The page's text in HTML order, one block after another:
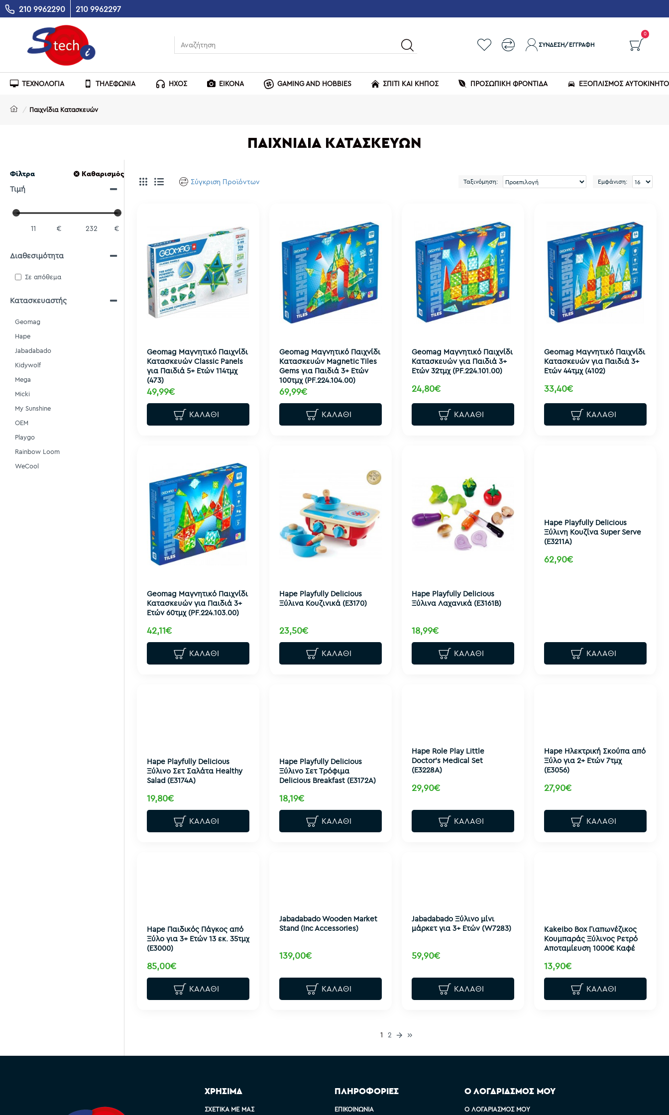
210 9962290 210 9962297
ΣΎΝΔΕΣΗ/ΕΓΓΡΑΦΉ
0
ΤΕΧΝΟΛΟΓΙΑ ΤΗΛΕΦΩΝΙΑ ΗΧΟΣ ΕΙΚΟΝΑ GAMING AND HOBBIES ΣΠΙΤΙ ΚΑΙ ΚΗΠΟΣ ΠΡΟΣΩΠΙΚΗ ΦΡΟΝΤΙΔΑ ΕΞΟΠΛΙΣΜΌΣ
Παιχνίδια Κατασκευών
ΠΑΙΧΝΊΔΙΑ ΚΑΤΑΣΚΕΥΏΝ
Φίλτρα Καθαρισμός
Τιμή
€ €
Κατασκευαστής
Geomag
Hape
Jabadabado
Kidywolf
Mega
Micki
My Sunshine
OEM
Playgo
Rainbow Loom
WeCool
Διαθεσιμότητα
Σε απόθεμα
Σύγκριση Προϊόντων Ταξινόμηση: Εμφάνιση:
Geomag Μαγνητικό Παιχνίδι
Κατασκευών Classic Panels
για Παιδιά 5+ Ετών 114τμχ
(473)
49,99€
ΚΑΛΆΘΙ
Geomag Μαγνητικό Παιχνίδι
Κατασκευών Magnetic Tiles
Gems για Παιδιά 3+ Ετών
100τμχ (PF.224.104.00)
69,99€
ΚΑΛΆΘΙ
Geomag Μαγνητικό Παιχνίδι
Κατασκευών για Παιδιά 3+
Ετών 32τμχ (PF.224.101.00)
24,80€
ΚΑΛΆΘΙ
Geomag Μαγνητικό Παιχνίδι
Κατασκευών για Παιδιά 3+
Ετών 44τμχ (4102)
33,40€
ΚΑΛΆΘΙ
Geomag Μαγνητικό Παιχνίδι
Κατασκευών για Παιδιά 3+
Ετών 60τμχ (PF.224.103.00)
42,11€
ΚΑΛΆΘΙ
Hape Playfully Delicious
Ξύλινα Κουζινικά (E3170)
23,50€
ΚΑΛΆΘΙ
Hape Playfully Delicious
Ξύλινα Λαχανικά (E3161B)
18,99€
ΚΑΛΆΘΙ
Hape Playfully Delicious
Ξύλινη Κουζίνα Super Serve
(E3211A)
62,90€
ΚΑΛΆΘΙ
Hape Playfully Delicious
Ξύλινο Σετ Σαλάτα Healthy
Salad (E3174A)
19,80€
ΚΑΛΆΘΙ
Hape Playfully Delicious
Ξύλινο Σετ Τρόφιμα
Delicious Breakfast (E3172A)
18,19€
ΚΑΛΆΘΙ
Hape Role Play Little
Doctor's Medical Set
(E3228A)
29,90€
ΚΑΛΆΘΙ
Hape Ηλεκτρική Σκούπα από
Ξύλο για 2+ Ετών 7τμχ
(E3056)
27,90€
ΚΑΛΆΘΙ
Hape Παιδικός Πάγκος από
Ξύλο για 3+ Ετών 13 εκ. 35τμχ
(E3000)
85,00€
ΚΑΛΆΘΙ
Jabadabado Wooden Market
Stand (Inc Accessories)
139,00€
ΚΑΛΆΘΙ
Jabadabado Ξύλινο μίνι
μάρκετ για 3+ Ετών (W7283)
59,90€
ΚΑΛΆΘΙ
Kakeibo Box Γιαπωνέζικος
Κουμπαράς Ξύλινος Ρετρό
Αποταμίευση 1000€ Καφέ
13,90€
ΚΑΛΆΘΙ
1 2
ΧΡΗΣΙΜΑ
ΣΧΕΤΙΚΆ ΜΕ ΜΑΣ
ΠΛΗΡΟΦΟΡΙΕΣ
ΕΠΙΚΟΙΝΩΝΊΑ
Ο ΛΟΓΑΡΙΑΣΜΟΣ ΜΟΥ
Ο ΛΟΓΑΡΙΑΣΜΌΣ ΜΟΥ